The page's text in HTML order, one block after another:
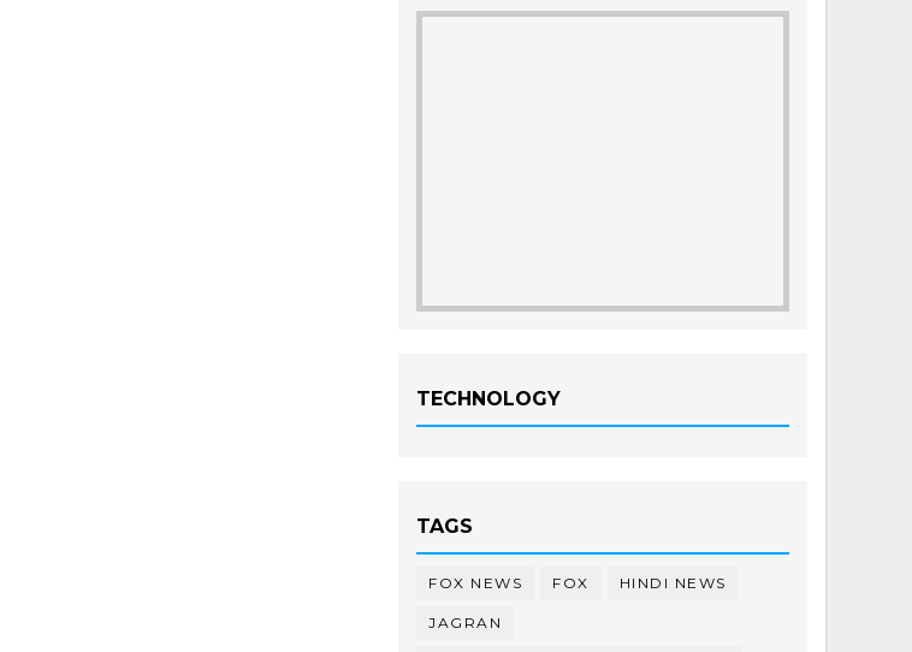
TECHNOLOGY
TAGS
FOX NEWS FOX HINDI NEWS
JAGRAN